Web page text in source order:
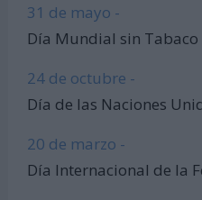
31 de mayo -
Día Mundial sin Tabaco
24 de octubre -
Día de las Naciones
20 de marzo -
Día Internacional de la